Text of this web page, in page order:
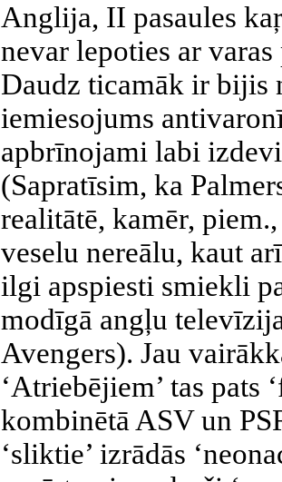
Anglija, II pasaules
nevar lepoties ar
Daudz ticamāk ir bijis
iemiesojums
apbrīnojami labi
(Sapratīsim, ka
realitātē, kamēr,
veselu nereālu, kaut
ilgi apspiesti smiekli
modīgā angļu
Avengers). Jau
‘Atriebējiem’ tas pats
kombinētā ASV un
‘sliktie’ izrādās